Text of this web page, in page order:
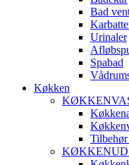
Bad
Urinaler
Spabad
Køkken